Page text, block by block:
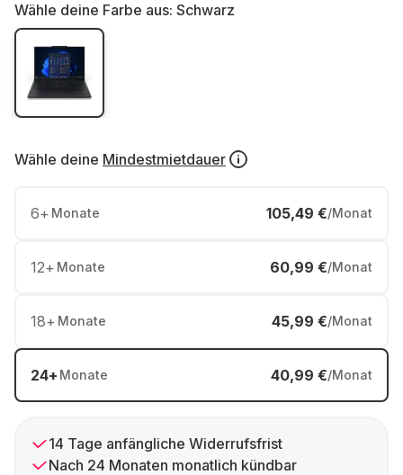
Wähle deine Farbe aus: Schwarz
Wähle deine Mindestmietdauer
6+ Monate 105,49 €/Monat
12+ Monate 60,99 €/Monat
18+ Monate 45,99 €/Monat
24+ Monate 40,99 €/Monat
14 Tage anfängliche Widerrufsfrist
Nach 24 Monaten monatlich kündbar